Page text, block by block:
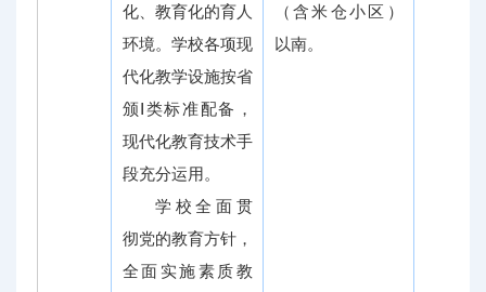
化、教育化的育人
环境。学校各项现
代化教学设施按省
颁Ⅰ类标准配备，
现代化教育技术手
段充分运用。
学校全面贯
彻党的教育方针，
全面实施素质教
（含米仓小区）
以南。